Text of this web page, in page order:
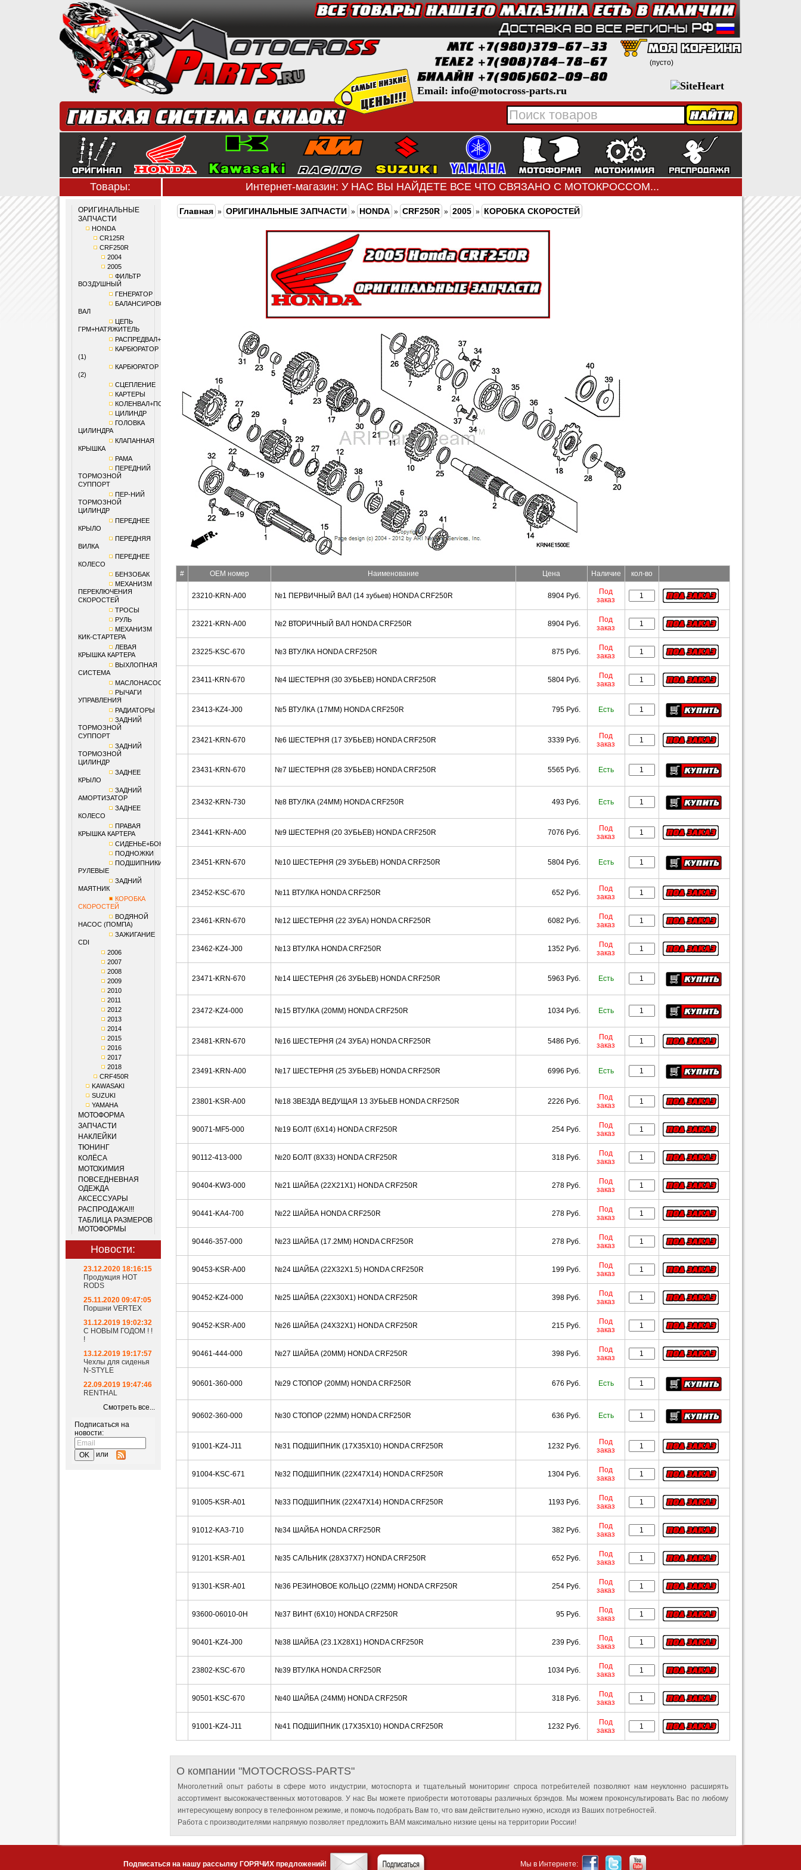
(пусто)
Email: info@motocross-parts.ru
Товары: Интернет-магазин: У НАС ВЫ НАЙДЕТЕ ВСЕ ЧТО СВЯЗАНО С МОТОКРОССОМ...
ОРИГИНАЛЬНЫЕ
ЗАПЧАСТИ
HONDA
CR125R
CRF250R
2004
2005
ФИЛЬТР
ВОЗДУШНЫЙ
ГЕНЕРАТОР
БАЛАНСИРОВОЧНЫЙ
ВАЛ
ЦЕПЬ
ГРМ+НАТЯЖИТЕЛЬ
РАСПРЕДВАЛ+КЛАПАНЫ
КАРБЮРАТОР
(1)
КАРБЮРАТОР
(2)
СЦЕПЛЕНИЕ
КАРТЕРЫ
КОЛЕНВАЛ+ПОРШЕНЬ
ЦИЛИНДР
ГОЛОВКА
ЦИЛИНДРА
КЛАПАННАЯ
КРЫШКА
РАМА
ПЕРЕДНИЙ
ТОРМОЗНОЙ
СУППОРТ
ПЕР-НИЙ
ТОРМОЗНОЙ
ЦИЛИНДР
ПЕРЕДНЕЕ
КРЫЛО
ПЕРЕДНЯЯ
ВИЛКА
ПЕРЕДНЕЕ
КОЛЕСО
БЕНЗОБАК
МЕХАНИЗМ
ПЕРЕКЛЮЧЕНИЯ
СКОРОСТЕЙ
ТРОСЫ
РУЛЬ
МЕХАНИЗМ
КИК-СТАРТЕРА
ЛЕВАЯ
КРЫШКА КАРТЕРА
ВЫХЛОПНАЯ
СИСТЕМА
МАСЛОНАСОС
РЫЧАГИ
УПРАВЛЕНИЯ
РАДИАТОРЫ
ЗАДНИЙ
ТОРМОЗНОЙ
СУППОРТ
ЗАДНИЙ
ТОРМОЗНОЙ
ЦИЛИНДР
ЗАДНЕЕ
КРЫЛО
ЗАДНИЙ
АМОРТИЗАТОР
ЗАДНЕЕ
КОЛЕСО
ПРАВАЯ
КРЫШКА КАРТЕРА
СИДЕНЬЕ+БОКОВИНЫ
ПОДНОЖКИ
ПОДШИПНИКИ
РУЛЕВЫЕ
ЗАДНИЙ
МАЯТНИК
КОРОБКА
СКОРОСТЕЙ
ВОДЯНОЙ
НАСОС (ПОМПА)
ЗАЖИГАНИЕ
CDI
2006
2007
2008
2009
2010
2011
2012
2013
2014
2015
2016
2017
2018
CRF450R
KAWASAKI
SUZUKI
YAMAHA
МОТОФОРМА
ЗАПЧАСТИ
НАКЛЕЙКИ
ТЮНИНГ
КОЛЁСА
МОТОХИМИЯ
ПОВСЕДНЕВНАЯ
ОДЕЖДА
АКСЕССУАРЫ
РАСПРОДАЖА!!!
ТАБЛИЦА РАЗМЕРОВ
МОТОФОРМЫ
Новости:
23.12.2020 18:16:15
Продукция HOT
RODS
25.11.2020 09:47:05
Поршни VERTEX
31.12.2019 19:02:32
С НОВЫМ ГОДОМ ! !
!
13.12.2019 19:17:57
Чехлы для сиденья
N-STYLE
22.09.2019 19:47:46
RENTHAL
Смотреть все...
Подписаться на
новости:
или
Главная » ОРИГИНАЛЬНЫЕ ЗАПЧАСТИ » HONDA » CRF250R » 2005 » КОРОБКА СКОРОСТЕЙ
# OEM номер Наименование Цена Наличие кол-во
23210-KRN-A00 №1 ПЕРВИЧНЫЙ ВАЛ (14 зубьев) HONDA CRF250R 8904 Руб.
Под
заказ
23221-KRN-A00 №2 ВТОРИЧНЫЙ ВАЛ HONDA CRF250R 8904 Руб.
Под
заказ
23225-KSC-670 №3 ВТУЛКА HONDA CRF250R 875 Руб.
Под
заказ
23411-KRN-670 №4 ШЕСТЕРНЯ (30 ЗУБЬЕВ) HONDA CRF250R 5804 Руб.
Под
заказ
23413-KZ4-J00 №5 ВТУЛКА (17MM) HONDA CRF250R 795 Руб. Есть
23421-KRN-670 №6 ШЕСТЕРНЯ (17 ЗУБЬЕВ) HONDA CRF250R 3339 Руб.
Под
заказ
23431-KRN-670 №7 ШЕСТЕРНЯ (28 ЗУБЬЕВ) HONDA CRF250R 5565 Руб. Есть
23432-KRN-730 №8 ВТУЛКА (24MM) HONDA CRF250R 493 Руб. Есть
23441-KRN-A00 №9 ШЕСТЕРНЯ (20 ЗУБЬЕВ) HONDA CRF250R 7076 Руб.
Под
заказ
23451-KRN-670 №10 ШЕСТЕРНЯ (29 ЗУБЬЕВ) HONDA CRF250R 5804 Руб. Есть
23452-KSC-670 №11 ВТУЛКА HONDA CRF250R 652 Руб.
Под
заказ
23461-KRN-670 №12 ШЕСТЕРНЯ (22 ЗУБА) HONDA CRF250R 6082 Руб.
Под
заказ
23462-KZ4-J00 №13 ВТУЛКА HONDA CRF250R 1352 Руб.
Под
заказ
23471-KRN-670 №14 ШЕСТЕРНЯ (26 ЗУБЬЕВ) HONDA CRF250R 5963 Руб. Есть
23472-KZ4-000 №15 ВТУЛКА (20MM) HONDA CRF250R 1034 Руб. Есть
23481-KRN-670 №16 ШЕСТЕРНЯ (24 ЗУБА) HONDA CRF250R 5486 Руб.
Под
заказ
23491-KRN-A00 №17 ШЕСТЕРНЯ (25 ЗУБЬЕВ) HONDA CRF250R 6996 Руб. Есть
23801-KSR-A00 №18 ЗВЕЗДА ВЕДУЩАЯ 13 ЗУБЬЕВ HONDA CRF250R 2226 Руб.
Под
заказ
90071-MF5-000 №19 БОЛТ (6X14) HONDA CRF250R 254 Руб.
Под
заказ
90112-413-000 №20 БОЛТ (8X33) HONDA CRF250R 318 Руб.
Под
заказ
90404-KW3-000 №21 ШАЙБА (22X21X1) HONDA CRF250R 278 Руб.
Под
заказ
90441-KA4-700 №22 ШАЙБА HONDA CRF250R 278 Руб.
Под
заказ
90446-357-000 №23 ШАЙБА (17.2MM) HONDA CRF250R 278 Руб.
Под
заказ
90453-KSR-A00 №24 ШАЙБА (22X32X1.5) HONDA CRF250R 199 Руб.
Под
заказ
90452-KZ4-000 №25 ШАЙБА (22X30X1) HONDA CRF250R 398 Руб.
Под
заказ
90452-KSR-A00 №26 ШАЙБА (24X32X1) HONDA CRF250R 215 Руб.
Под
заказ
90461-444-000 №27 ШАЙБА (20MM) HONDA CRF250R 398 Руб.
Под
заказ
90601-360-000 №29 СТОПОР (20MM) HONDA CRF250R 676 Руб. Есть
90602-360-000 №30 СТОПОР (22MM) HONDA CRF250R 636 Руб. Есть
91001-KZ4-J11 №31 ПОДШИПНИК (17X35X10) HONDA CRF250R 1232 Руб.
Под
заказ
91004-KSC-671 №32 ПОДШИПНИК (22X47X14) HONDA CRF250R 1304 Руб.
Под
заказ
91005-KSR-A01 №33 ПОДШИПНИК (22X47X14) HONDA CRF250R 1193 Руб.
Под
заказ
91012-KA3-710 №34 ШАЙБА HONDA CRF250R 382 Руб.
Под
заказ
91201-KSR-A01 №35 САЛЬНИК (28X37X7) HONDA CRF250R 652 Руб.
Под
заказ
91301-KSR-A01 №36 РЕЗИНОВОЕ КОЛЬЦО (22MM) HONDA CRF250R 254 Руб.
Под
заказ
93600-06010-0H №37 ВИНТ (6X10) HONDA CRF250R 95 Руб.
Под
заказ
90401-KZ4-J00 №38 ШАЙБА (23.1X28X1) HONDA CRF250R 239 Руб.
Под
заказ
23802-KSC-670 №39 ВТУЛКА HONDA CRF250R 1034 Руб.
Под
заказ
90501-KSC-670 №40 ШАЙБА (24MM) HONDA CRF250R 318 Руб.
Под
заказ
91001-KZ4-J11 №41 ПОДШИПНИК (17X35X10) HONDA CRF250R 1232 Руб.
Под
заказ
О компании "MOTOCROSS-PARTS"
Многолетний опыт работы в сфере мото индустрии, мотоспорта и тщательный мониторинг спроса потребителей позволяют нам неуклонно расширять
ассортимент высококачественных мототоваров. У нас Вы можете приобрести мототовары различных брэндов. Мы можем проконсультировать Вас по любому
интересующему вопросу в телефонном режиме, и помочь подобрать Вам то, что вам действительно нужно, исходя из Ваших потребностей.
Работа с производителями напрямую позволяет предложить ВАМ максимально низкие цены на территории России!
Подписаться на нашу рассылку ГОРЯЧИХ предложений! Мы в Интернете: